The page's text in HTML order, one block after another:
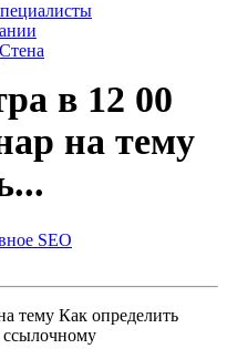
Стена
в 12 00
на тему
SEO
тему Как определить
ссылочному